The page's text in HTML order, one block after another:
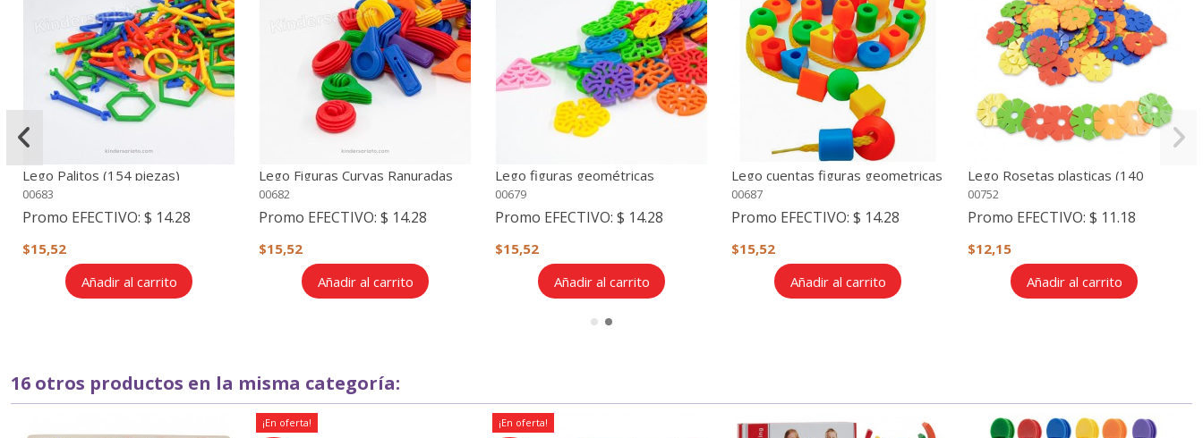
Lego Palitos (154 piezas)
00683
Promo EFECTIVO: $ 14.28
$15,52
Añadir al carrito
Lego Figuras Curvas Ranuradas
(43 piezas)
00682
Promo EFECTIVO: $ 14.28
$15,52
Añadir al carrito
Lego figuras geométricas
ranuradas (56 piezas)
00679
Promo EFECTIVO: $ 14.28
$15,52
Añadir al carrito
Lego cuentas figuras geometricas
(96 piezas)
00687
Promo EFECTIVO: $ 14.28
$15,52
Añadir al carrito
Lego Rosetas plasticas (140
piezas)
00752
Promo EFECTIVO: $ 11.18
$12,15
Añadir al carrito
16 otros productos en la misma categoría:
¡En oferta!
¡En oferta!